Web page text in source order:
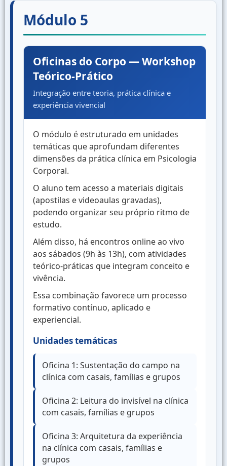
Módulo 5
Oficinas do Corpo — Workshop
Teórico-Prático
Integração entre teoria, prática clínica e
experiência vivencial
O módulo é estruturado em unidades
temáticas que aprofundam diferentes
dimensões da prática clínica em Psicologia
Corporal.
O aluno tem acesso a materiais digitais
(apostilas e videoaulas gravadas),
podendo organizar seu próprio ritmo de
estudo.
Além disso, há encontros online ao vivo
aos sábados (9h às 13h), com atividades
teórico-práticas que integram conceito e
vivência.
Essa combinação favorece um processo
formativo contínuo, aplicado e
experiencial.
Unidades temáticas
Oficina 1: Sustentação do campo na
clínica com casais, famílias e grupos
Oficina 2: Leitura do invisível na clínica
com casais, famílias e grupos
Oficina 3: Arquitetura da experiência
na clínica com casais, famílias e
grupos